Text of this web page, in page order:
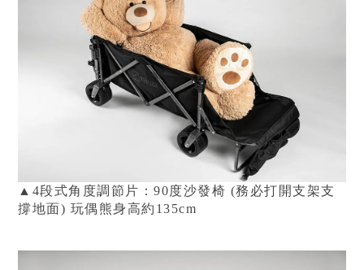
▲4段式角度調節片：90度沙發椅 (務必打開支架支
撐地面) 玩偶熊身高約135cm